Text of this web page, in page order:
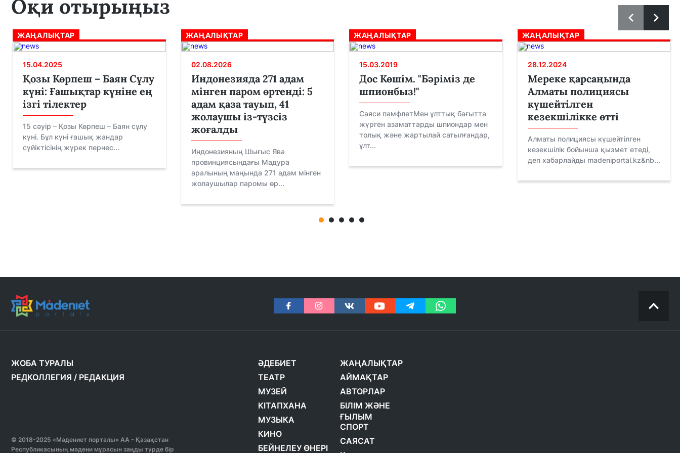
Оқи отырыңыз
ЖАҢАЛЫҚТАР
15.04.2025
Қозы Көрпеш – Баян Сұлу
күні: Ғашықтар күніне ең
ізгі тілектер
15 сәуір – Қозы Көрпеш – Баян сұлу
күні. Бұл күні ғашық жандар
сүйіктісінің жүрек пернес...
ЖАҢАЛЫҚТАР
02.08.2026
Индонезияда 271 адам
мінген паром өртенді: 5
адам қаза тауып, 41
жолаушы із-түзсіз
жоғалды
Индонезияның Шығыс Ява
провинциясындағы Мадура
аралының маңында 271 адам мінген
жолаушылар паромы өр...
ЖАҢАЛЫҚТАР
15.03.2019
Дос Көшім. "Бәріміз де
шпионбыз!"
Саяси памфлетМен ұлттық бағытта
жүрген азаматтарды шпиондар мен
толық және жартылай сатылғандар,
ұлт...
ЖАҢАЛЫҚТАР
28.12.2024
Мереке қарсаңында
Алматы полициясы
күшейтілген
кезекшілікке өтті
Алматы полициясы күшейтілген
кезекшілік бойынша қызмет етеді,
деп хабарлайды madeniportal.kz&nb...
ЖОБА ТУРАЛЫ
РЕДКОЛЛЕГИЯ / РЕДАКЦИЯ
© 2018-2025 «Мәдениет порталы» АА - Қазақстан
Республикасының мәдени мұрасын заңды түрде бір
ӘДЕБИЕТ
ТЕАТР
МУЗЕЙ
КІТАПХАНА
МУЗЫКА
КИНО
БЕЙНЕЛЕУ ӨНЕРІ
ЖАҢАЛЫҚТАР
АЙМАҚТАР
АВТОРЛАР
БІЛІМ ЖӘНЕ
ҒЫЛЫМ
СПОРТ
САЯСАТ